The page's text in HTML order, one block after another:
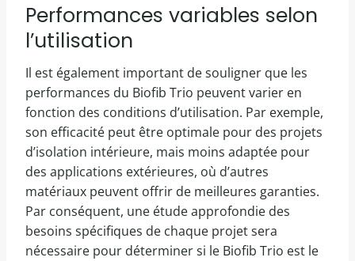
Performances variables selon
l’utilisation
Il est également important de souligner que les
performances du Biofib Trio peuvent varier en
fonction des conditions d’utilisation. Par exemple,
son efficacité peut être optimale pour des projets
d’isolation intérieure, mais moins adaptée pour
des applications extérieures, où d’autres
matériaux peuvent offrir de meilleures garanties.
Par conséquent, une étude approfondie des
besoins spécifiques de chaque projet sera
nécessaire pour déterminer si le Biofib Trio est le